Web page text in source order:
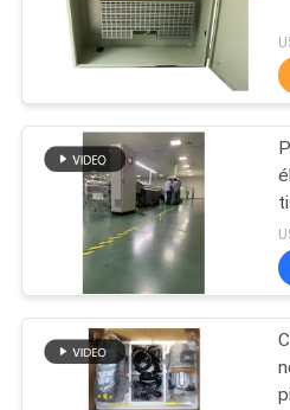
L'USINE
CONTRÔLE
QUALITÉ
NOUS
CONTACTER
Tête de
harnais de